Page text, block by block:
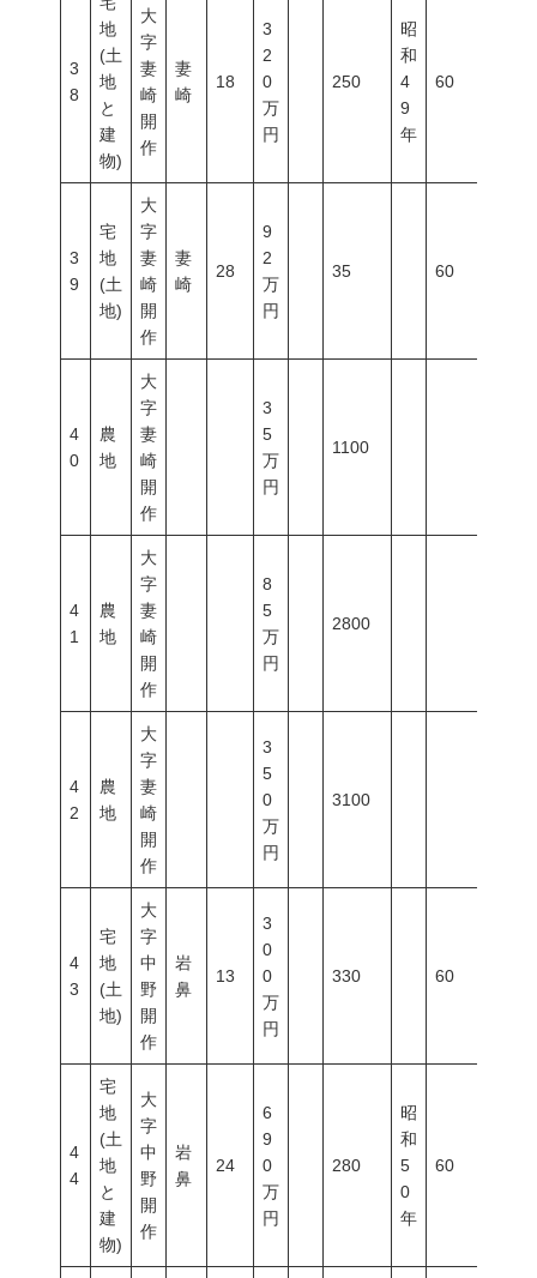
3
8
地
(土
地
と
建
物)
大
字
妻
崎
開
作
妻
崎
18
3
2
0
万
円
250
昭
和
4
9
年
60
3
9
宅
地
(土
地)
大
字
妻
崎
開
作
妻
崎
28
9
2
万
円
35 60
4
0
農
地
大
字
妻
崎
開
作
3
5
万
円
1100
4
1
農
地
大
字
妻
崎
開
作
8
5
万
円
2800
4
2
農
地
大
字
妻
崎
開
作
3
5
0
万
円
3100
4
3
宅
地
(土
地)
大
字
中
野
開
作
岩
鼻
13
3
0
0
万
円
330 60
4
4
宅
地
(土
地
と
建
物)
大
字
中
野
開
作
岩
鼻
24
6
9
0
万
円
280
昭
和
5
0
年
60